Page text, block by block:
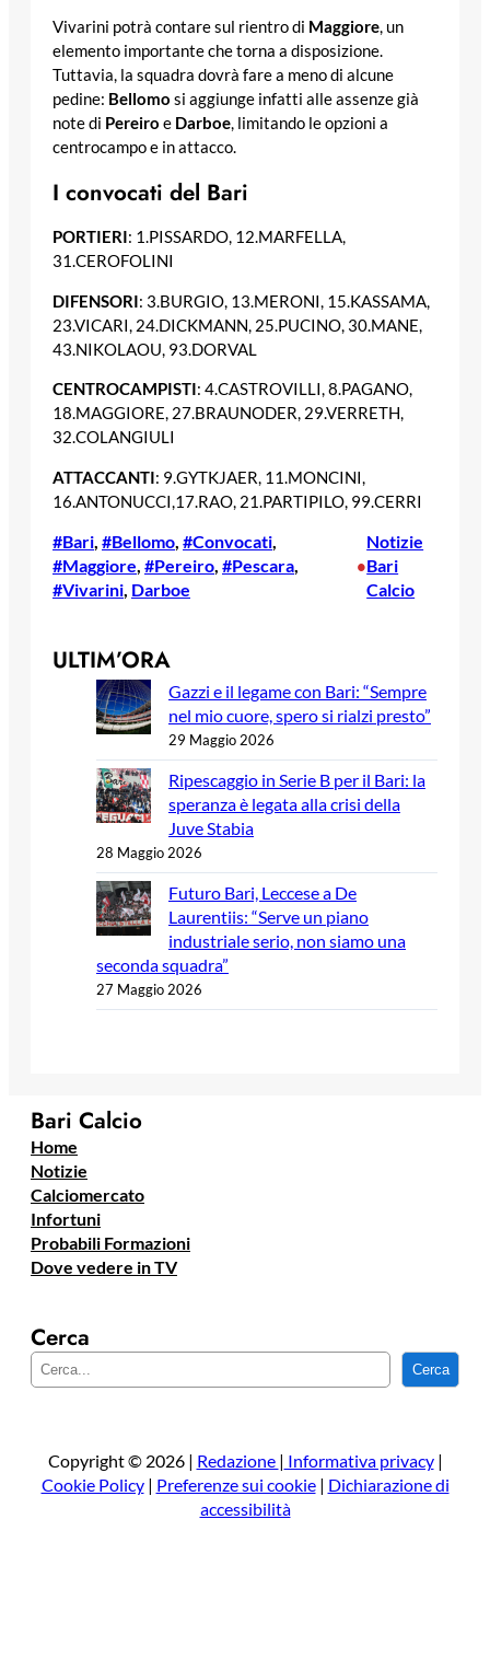
Vivarini potrà contare sul rientro di Maggiore, un
elemento importante che torna a disposizione.
Tuttavia, la squadra dovrà fare a meno di alcune
pedine: Bellomo si aggiunge infatti alle assenze già
note di Pereiro e Darboe, limitando le opzioni a
centrocampo e in attacco.
I convocati del Bari
PORTIERI: 1.PISSARDO, 12.MARFELLA,
31.CEROFOLINI
DIFENSORI: 3.BURGIO, 13.MERONI, 15.KASSAMA,
23.VICARI, 24.DICKMANN, 25.PUCINO, 30.MANE,
43.NIKOLAOU, 93.DORVAL
CENTROCAMPISTI: 4.CASTROVILLI, 8.PAGANO,
18.MAGGIORE, 27.BRAUNODER, 29.VERRETH,
32.COLANGIULI
ATTACCANTI: 9.GYTKJAER, 11.MONCINI,
16.ANTONUCCI,17.RAO, 21.PARTIPILO, 99.CERRI
#Bari, #Bellomo, #Convocati
#Maggiore, #Pereiro, #Pescara
#Vivarini, Darboe
•
Notizie
Bari
Calcio
ULTIM’ORA
Gazzi e il legame con Bari: “Sempre
nel mio cuore, spero si rialzi presto”
29 Maggio 2026
Ripescaggio in Serie B per il Bari: la
speranza è legata alla crisi della
Juve Stabia
28 Maggio 2026
Futuro Bari, Leccese a De
Laurentiis: “Serve un piano
industriale serio, non siamo una
seconda squadra”
27 Maggio 2026
Bari Calcio
Home
Notizie
Calciomercato
Infortuni
Probabili Formazioni
Dove vedere in TV
Cerca
e
a
Cerca
Copyright © 2026 | Redazione | Informativa privacy|
Cookie Policy| Preferenze sui cookie| Dichiarazione di
accessibilità